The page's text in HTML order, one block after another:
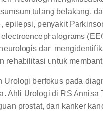
tulang belakang,
epilepsi, penyakit
dan
rehabilitasi untuk
Urologi berfokus pada
Ahli Urologi di RS
prostat, dan kanker